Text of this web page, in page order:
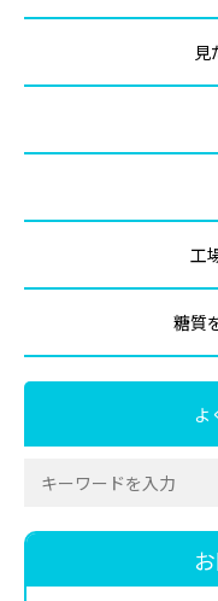
見
工
糖質
よ